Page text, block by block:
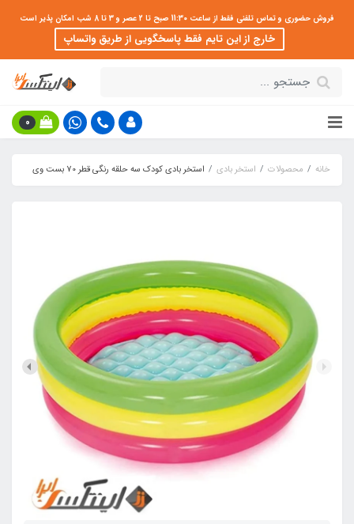
فروش حضوری و تماس تلفنی فقط از ساعت 11:30 صبح تا 2 عصر و 3 تا 8 شب امکان پذیر است
خارج از این تایم فقط پاسخگویی از طریق واتساپ
0
خانه محصولات استخر بادی استخر بادی کودک سه حلقه رنگی قطر 70 بست وی